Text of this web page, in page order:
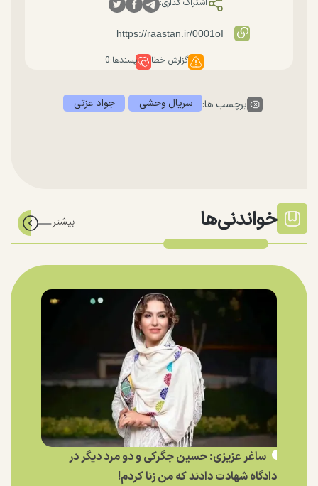
اشتراک گذاری:
گزارش خطا پسندها:0
برچسب ها: سریال وحشی جواد عزتی
خواندنی‌ها
ساغر عزیزی: حسین جگرکی و دو مرد دیگر در
دادگاه شهادت دادند که من زنا کردم!